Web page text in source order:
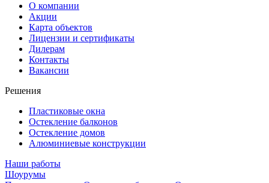
О компании
Акции
Карта объектов
Лицензии и сертификаты
Дилерам
Контакты
Вакансии
Решения
Пластиковые окна
Остекление балконов
Остекление домов
Алюминиевые конструкции
Наши работы
Шоурумы